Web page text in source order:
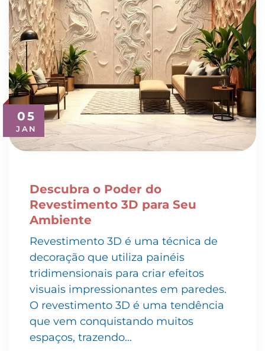
05
JAN
Descubra o Poder do
Revestimento 3D para Seu
Ambiente
Revestimento 3D é uma técnica de
decoração que utiliza painéis
tridimensionais para criar efeitos
visuais impressionantes em paredes.
O revestimento 3D é uma tendência
que vem conquistando muitos
espaços, trazendo…